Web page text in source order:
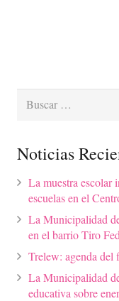
Buscar:
Noticias
La muestra escolar
escuelas en el
La Municipalidad
en el barrio Tiro
Trelew: agenda del
La Municipalidad
educativa sobre